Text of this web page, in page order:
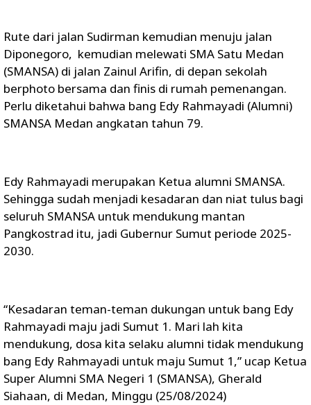
Rute dari jalan Sudirman kemudian menuju jalan
Diponegoro, kemudian melewati SMA Satu Medan
(SMANSA) di jalan Zainul Arifin, di depan sekolah
berphoto bersama dan finis di rumah pemenangan.
Perlu diketahui bahwa bang Edy Rahmayadi (Alumni)
SMANSA Medan angkatan tahun 79.
Edy Rahmayadi merupakan Ketua alumni SMANSA.
Sehingga sudah menjadi kesadaran dan niat tulus bagi
seluruh SMANSA untuk mendukung mantan
Pangkostrad itu, jadi Gubernur Sumut periode 2025-
2030.
“Kesadaran teman-teman dukungan untuk bang Edy
Rahmayadi maju jadi Sumut 1. Mari lah kita
mendukung, dosa kita selaku alumni tidak mendukung
bang Edy Rahmayadi untuk maju Sumut 1,” ucap Ketua
Super Alumni SMA Negeri 1 (SMANSA), Gherald
Siahaan, di Medan, Minggu (25/08/2024)